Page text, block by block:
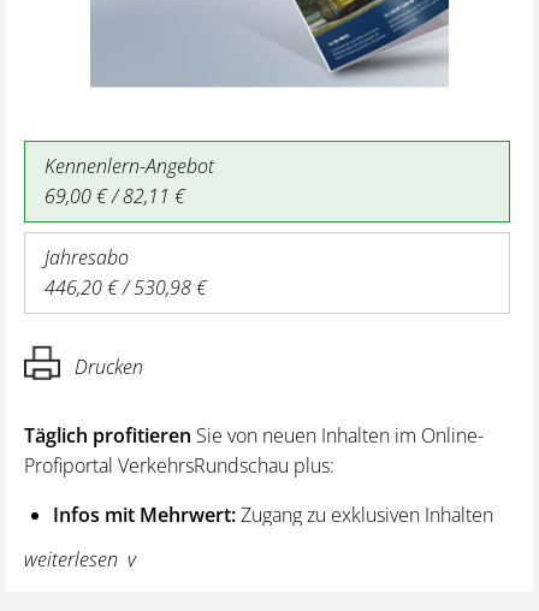
Kennenlern-Angebot
69,00 € / 82,11 €
Jahresabo
446,20 € / 530,98 €
Drucken
Täglich profitieren Sie von neuen Inhalten im Online-
Profiportal VerkehrsRundschau plus:
Infos mit Mehrwert:Zugang zu exklusiven Inhalten
und Hintergrundwissen – von aktuellen Regelungen
wie z. B. bei den Lenk- und Ruhezeiten,
weiterlesen